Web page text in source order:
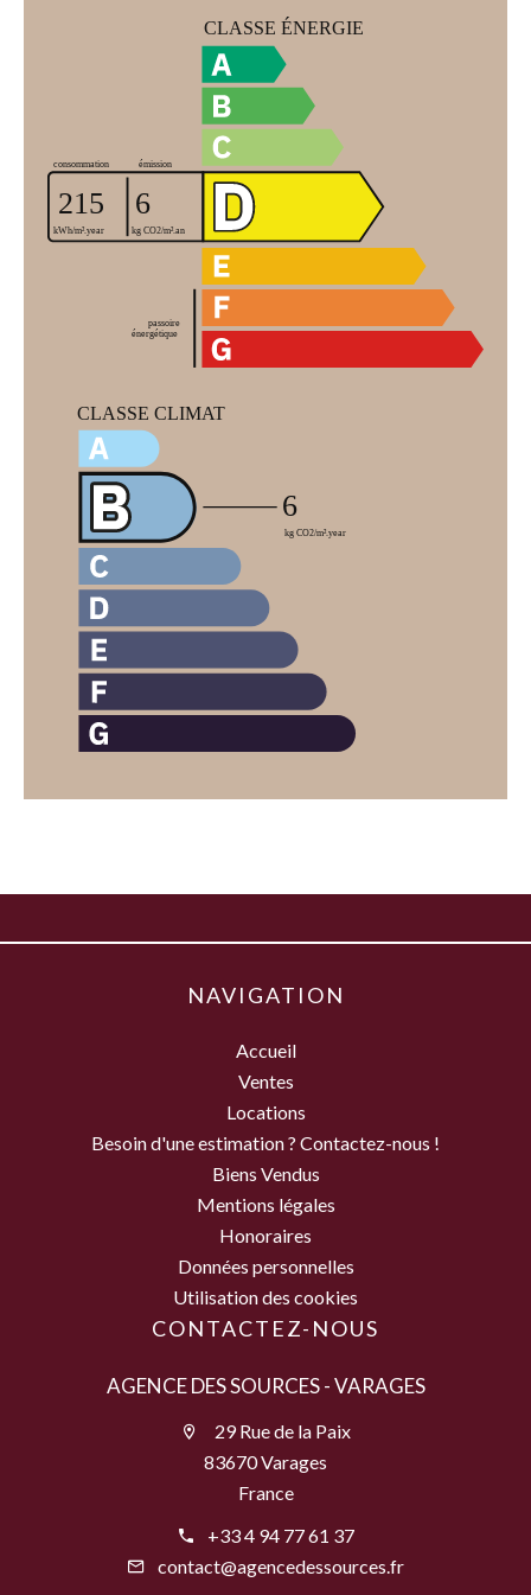
NAVIGATION
Accueil
Ventes
Locations
Besoin d'une estimation ? Contactez-nous !
Biens Vendus
Mentions légales
Honoraires
Données personnelles
Utilisation des cookies
CONTACTEZ-NOUS
AGENCE DES SOURCES - VARAGES
29 Rue de la Paix
83670 Varages
France
+33 4 94 77 61 37
contact@agencedessources.fr